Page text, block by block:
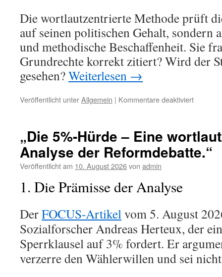
Die wortlautzentrierte Methode prüft
auf seinen politischen Gehalt, sondern
und methodische Beschaffenheit. Sie
Grundrechte korrekt zitiert? Wird der
gesehen?Weiterlesen →
Veröffentlicht unterAllgemein | Kommentare deaktiviertfür
die
–
„Die 5%-Hürde – Eine
Analyse der Reformdebatte.“
Veröffentlicht am 10. August 2026von admin
1. Die Prämisse der Analyse
DerFOCUS-Artikelvom 5. August
Sozialforscher Andreas Herteux, der
Sperrklausel auf 3% fordert. Er
verzerre den Wählerwillen und sei